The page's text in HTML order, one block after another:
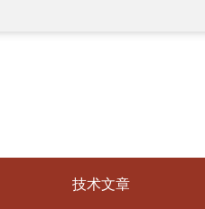
技术文章